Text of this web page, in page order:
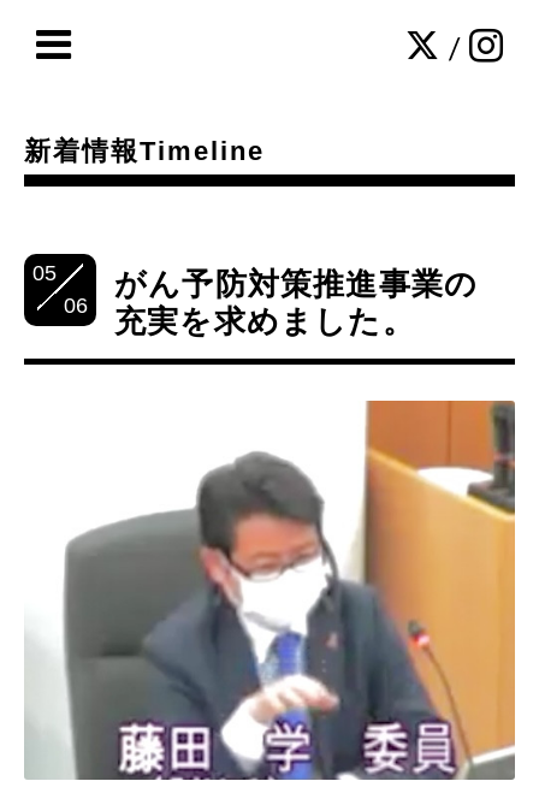
/
新着情報Timeline
05
06
がん予防対策推進事業の
充実を求めました。